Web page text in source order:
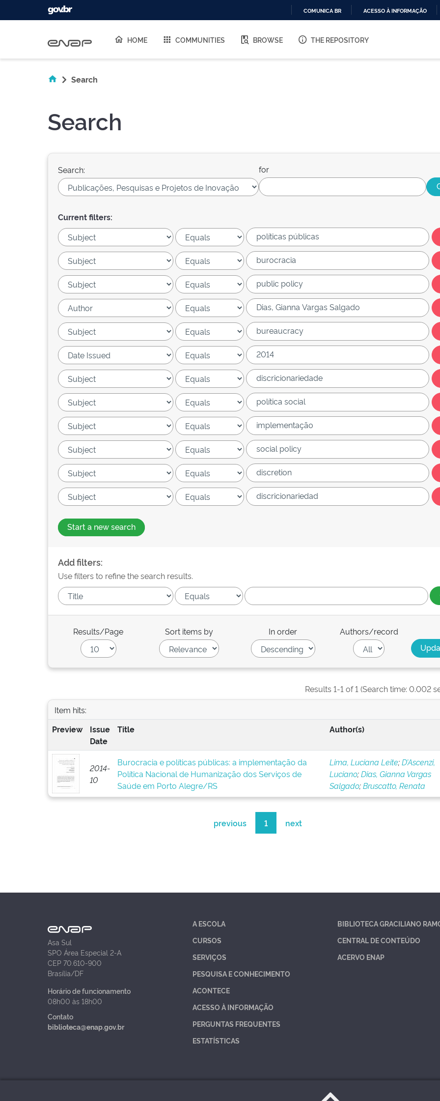
O
COMUNICA BR ACESSO À INFORMAÇÃO
HOME COMMUNITIES BROWSE THE REPOSITORY
Search
Search
Search: for
Current filters:
Start a new search
Add filters:
Use filters to refine the search results.
Results/Page Sort items by In order Authors/record
Results 1-1 of 1 (Search time: 0.002
Item hits:
Preview
Issue
Date
Title Author(s)
2014-
10
Burocracia e políticas públicas: a implementação da
Política Nacional de Humanização dos Serviços de
Saúde em Porto Alegre/RS
Lima, Luciana Leite;D’Ascenzi,
Luciano;Dias, Gianna Vargas
Salgado;Bruscatto, Renata
previous 1 next
Asa Sul
SPO Área Especial 2-A
CEP 70.610-900
Brasília/DF
Horário de funcionamento
08h00 às 18h00
Contato
biblioteca@enap.gov.br
A ESCOLA
CURSOS
SERVIÇOS
PESQUISA E CONHECIMENTO
ACONTECE
ACESSO À INFORMAÇÃO
PERGUNTAS FREQUENTES
ESTATÍSTICAS
BIBLIOTECA GRACILIANO
CENTRAL DE CONTEÚDO
ACERVO ENAP